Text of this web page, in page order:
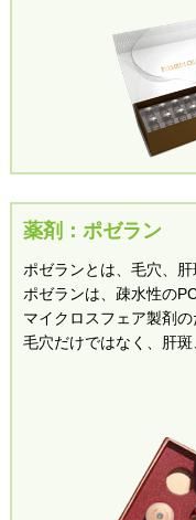
薬剤：ポゼラン
ポゼランとは、毛穴、
ポゼランは、疎水性の
マイクロスフェア製剤
毛穴だけではなく、肝斑